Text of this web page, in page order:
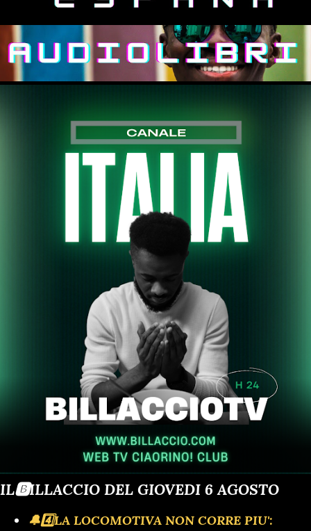
IL🅱️ILLACCIO DEL GIOVEDI 6 AGOSTO
🔔4️⃣LA LOCOMOTIVA NON CORRE PIU':